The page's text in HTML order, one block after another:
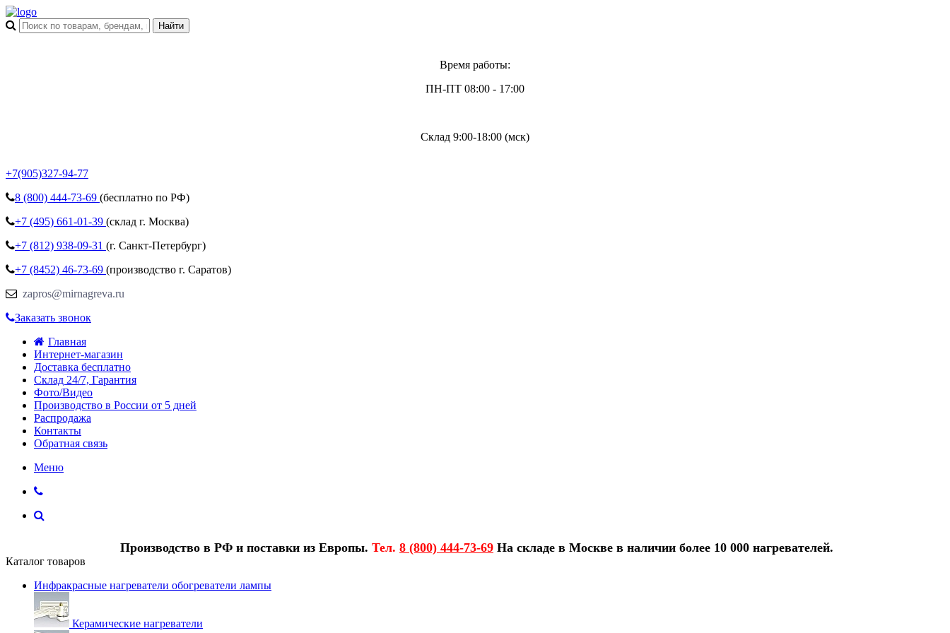
Время работы:
ПН-ПТ 08:00 - 17:00
Склад 9:00-18:00 (мск)
+7(905)327-94-77
8 (800) 444-73-69 (бесплатно по РФ)
+7 (495) 661-01-39 (склад г. Москва)
+7 (812) 938-09-31 (г. Санкт-Петербург)
+7 (8452) 46-73-69 (производство г. Саратов)
zapros@mirnagreva.ru
Заказать звонок
Главная
Интернет-магазин
Доставка бесплатно
Склад 24/7, Гарантия
Фото/Видео
Производство в России от 5 дней
Распродажа
Контакты
Обратная связь
Меню
Производство в РФ и поставки из Европы. Тел. 8 (800) 444-73-69 На складе в Москве в наличии более 10 000 нагревателей.
Каталог товаров
Инфракрасные нагреватели обогреватели лампы
Керамические нагреватели